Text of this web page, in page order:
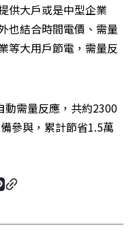
供大戶或是中型企業
也結合時間電價、需量
等大用戶節電，需量反
動需量反應，共約2300
參與，累計節省1.5萬